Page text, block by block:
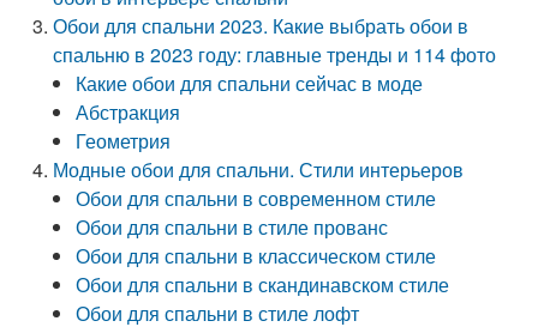
Обои для спальни 2023. Какие выбрать обои в
спальню в 2023 году: главные тренды и 114 фото
Какие обои для спальни сейчас в моде
Абстракция
Геометрия
Модные обои для спальни. Стили интерьеров
Обои для спальни в современном стиле
Обои для спальни в стиле прованс
Обои для спальни в классическом стиле
Обои для спальни в скандинавском стиле
Обои для спальни в стиле лофт